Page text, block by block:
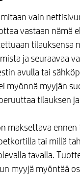
vain
vastaan nämä
tilauksensa
ja seuraavaa
avulla tai
myönnä myyjän
tilauksen
maksettava
tai millä
tavalla.
myyjä myöntää